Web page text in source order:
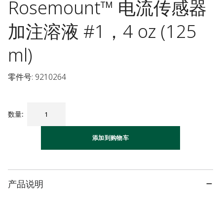
Rosemount™ 电流传感器
加注溶液 #1，4 oz (125
ml)
零件号: 9210264
数量:
添加到购物车
产品说明